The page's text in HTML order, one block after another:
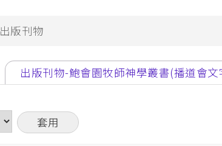
基督教教育深造文憑
碩士學位
道學碩士 (MDiv)
基督教教育文學碩士 (MACE)
出版刊物
出版刊物-鮑會園牧師神學叢書(播道會